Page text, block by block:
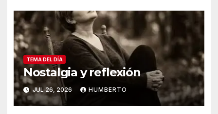
TEMA DEL DÍA
Nostalgia y reflexión
JUL 26, 2026 HUMBERTO